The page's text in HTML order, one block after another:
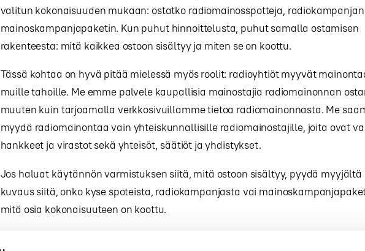
valitun kokonaisuuden mukaan: ostatko radiomainosspotteja,
mainoskampanjapaketin. Kun puhut hinnoittelusta, puhut samalla ostamisen
rakenteesta: mitä kaikkea ostoon sisältyy ja miten se on koottu.
Tässä kohtaa on hyvä pitää mielessä myös roolit: radioyhtiöt myyvät
muille tahoille. Me emme palvele kaupallisia mainostajia radiomainonnan
muuten kuin tarjoamalla verkkosivuillamme tietoa radiomainonnasta. Me
myydä radiomainontaa vain yhteiskunnallisille radiomainostajille, joita ovat
hankkeet ja virastot sekä yhteisöt, säätiöt ja yhdistykset.
Jos haluat käytännön varmistuksen siitä, mitä ostoon sisältyy, pyydä myyjältä
kuvaus siitä, onko kyse spoteista, radiokampanjasta vai
mitä osia kokonaisuuteen on koottu.